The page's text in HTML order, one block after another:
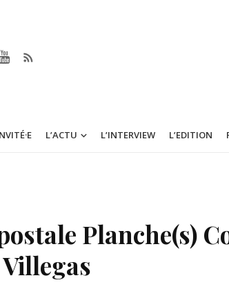
L’ACTU L’INTERVIEW L’EDITION
Planche(s)